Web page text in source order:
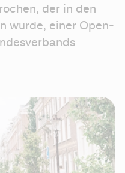
der in den
wurde, einer Open-